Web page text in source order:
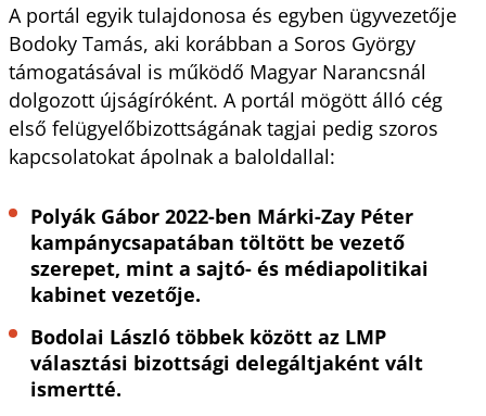
A portál egyik tulajdonosa és egyben ügyvezetője
Bodoky Tamás, aki korábban a Soros György
támogatásával is működő Magyar Narancsnál
dolgozott újságíróként. A portál mögött álló cég
első felügyelőbizottságának tagjai pedig szoros
kapcsolatokat ápolnak a baloldallal:
Polyák Gábor 2022-ben Márki-Zay Péter
kampánycsapatában töltött be vezető
szerepet, mint a sajtó- és médiapolitikai
kabinet vezetője.
Bodolai László többek között az LMP
választási bizottsági delegáltjaként vált
ismertté.